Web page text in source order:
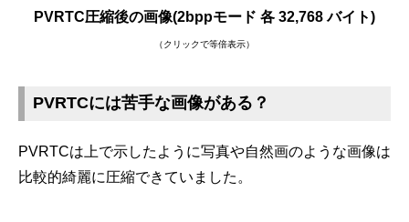
PVRTC圧縮後の画像(2bppモード 各 32,768 バイト)
（クリックで等倍表示）
PVRTCには苦手な画像がある？
PVRTCは上で示したように写真や自然画のような画像は
比較的綺麗に圧縮できていました。